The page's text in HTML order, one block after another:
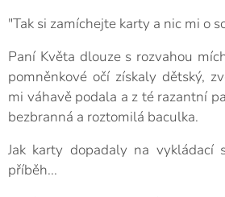
"Tak si zamíchejte karty a nic mi o
Paní Květa dlouze s rozvahou
pomněnkové očí získaly dětský,
mi váhavě podala a z té razantní
bezbranná a roztomilá baculka.
Jak karty dopadaly na vykládací
příběh...